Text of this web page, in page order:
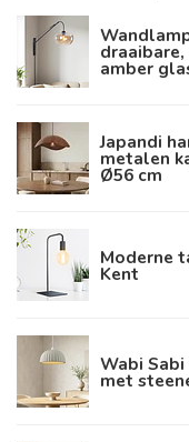
amber
Japandi
metalen
Ø56 cm
Moderne
Kent
Wabi
met